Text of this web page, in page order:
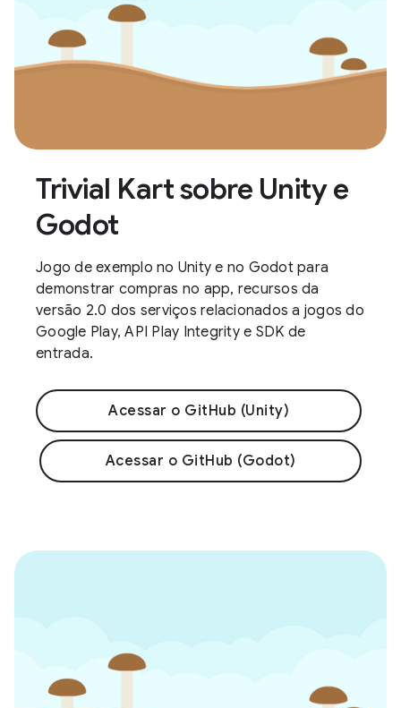
Trivial Kart sobre Unity e
Godot
Jogo de exemplo no Unity e no Godot para
demonstrar compras no app, recursos da
versão 2.0 dos serviços relacionados a jogos do
Google Play, API Play Integrity e SDK de
entrada.
Acessar o GitHub (Unity)
Acessar o GitHub (Godot)